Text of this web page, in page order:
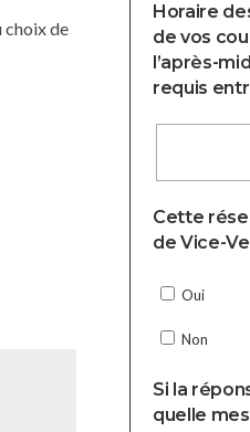
choix de
Horaire
de vos
l’après-
requis
Cette
de Vice-
Oui
Non
Si la
quelle